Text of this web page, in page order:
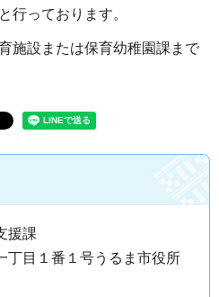
行っております。
施設または保育幼稚園課まで
援課
丁目１番１号うるま市役所